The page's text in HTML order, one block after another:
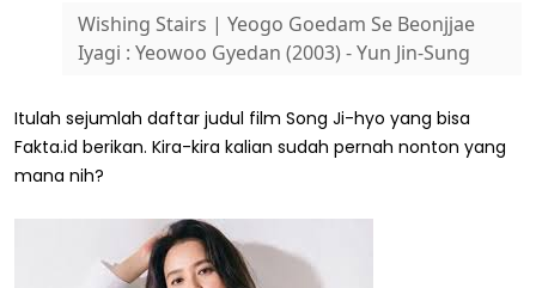
Wishing Stairs | Yeogo Goedam Se Beonjjae
Iyagi : Yeowoo Gyedan (2003) - Yun Jin-Sung
Itulah sejumlah daftar judul film Song Ji-hyo yang bisa
Fakta.id berikan. Kira-kira kalian sudah pernah nonton yang
mana nih?